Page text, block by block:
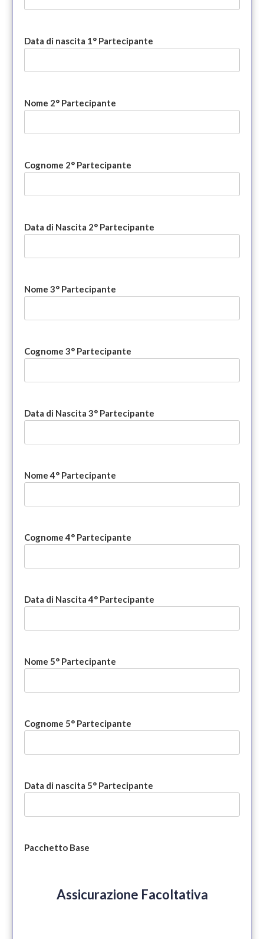
Data di nascita 1° Partecipante
Nome 2° Partecipante
Cognome 2° Partecipante
Data di Nascita 2° Partecipante
Nome 3° Partecipante
Cognome 3° Partecipante
Data di Nascita 3° Partecipante
Nome 4° Partecipante
Cognome 4° Partecipante
Data di Nascita 4° Partecipante
Nome 5° Partecipante
Cognome 5° Partecipante
Data di nascita 5° Partecipante
Pacchetto Base
Assicurazione Facoltativa